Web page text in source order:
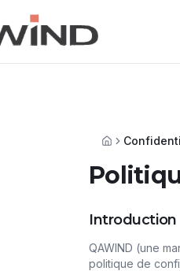
Accueil
Introduction
QAWIND (une
politique de